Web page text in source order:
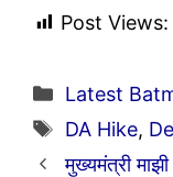
Post Views:
Categories
Latest
Tags
DA Hike,
मुख्यमंत्री